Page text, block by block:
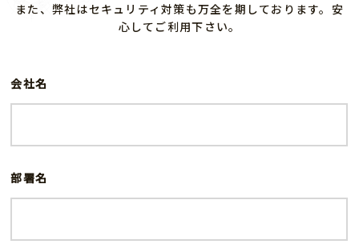
また、弊社はセキュリティ対策も万全を期しております。安
心してご利用下さい。
会社名
部署名